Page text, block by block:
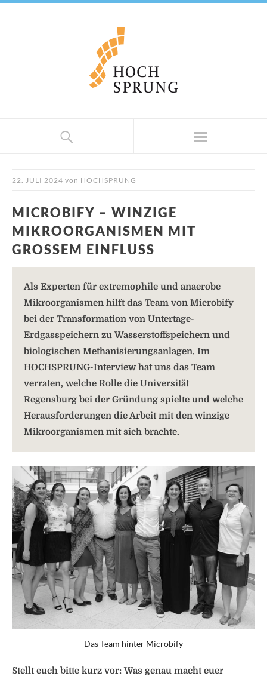
22. JULI 2024 von HOCHSPRUNG
MICROBIFY – WINZIGE
MIKROORGANISMEN MIT
GROSSEM EINFLUSS
Als Experten für extremophile und anaerobe
Mikroorganismen hilft das Team von Microbify
bei der Transformation von Untertage-
Erdgasspeichern zu Wasserstoffspeichern und
biologischen Methanisierungsanlagen. Im
HOCHSPRUNG-Interview hat uns das Team
verraten, welche Rolle die Universität
Regensburg bei der Gründung spielte und welche
Herausforderungen die Arbeit mit den winzige
Mikroorganismen mit sich brachte.
Das Team hinter Microbify
Stellt euch bitte kurz vor: Was genau macht euer